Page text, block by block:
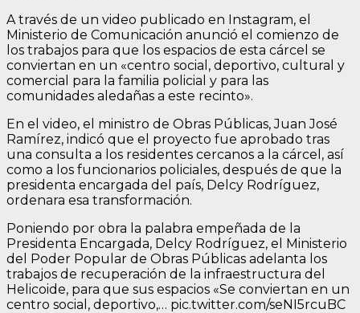
A través de un video publicado en Instagram, el
Ministerio de Comunicación anunció el comienzo de
los trabajos para que los espacios de esta cárcel se
conviertan en un «centro social, deportivo, cultural y
comercial para la familia policial y para las
comunidades aledañas a este recinto».
En el video, el ministro de Obras Públicas, Juan José
Ramírez, indicó que el proyecto fue aprobado tras
una consulta a los residentes cercanos a la cárcel, así
como a los funcionarios policiales, después de que la
presidenta encargada del país, Delcy Rodríguez,
ordenara esa transformación.
Poniendo por obra la palabra empeñada de la
Presidenta Encargada, Delcy Rodríguez, el Ministerio
del Poder Popular de Obras Públicas adelanta los
trabajos de recuperación de la infraestructura del
Helicoide, para que sus espacios «Se conviertan en un
centro social, deportivo,… pic.twitter.com/seNI5rcuBC